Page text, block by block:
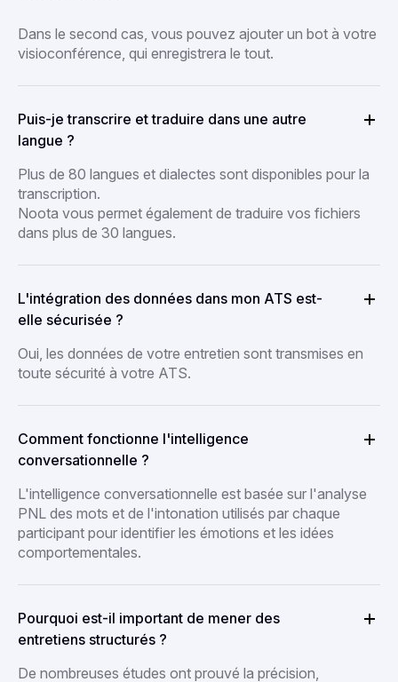
Dans le second cas, vous pouvez ajouter un bot à votre
visioconférence, qui enregistrera le tout.
Puis-je transcrire et traduire dans une autre
langue ?
Plus de 80 langues et dialectes sont disponibles pour la
transcription.
Noota vous permet également de traduire vos fichiers
dans plus de 30 langues.
L'intégration des données dans mon ATS est-
elle sécurisée ?
Oui, les données de votre entretien sont transmises en
toute sécurité à votre ATS.
Comment fonctionne l'intelligence
conversationnelle ?
L'intelligence conversationnelle est basée sur l'analyse
PNL des mots et de l'intonation utilisés par chaque
participant pour identifier les émotions et les idées
comportementales.
Pourquoi est-il important de mener des
entretiens structurés ?
De nombreuses études ont prouvé la précision,